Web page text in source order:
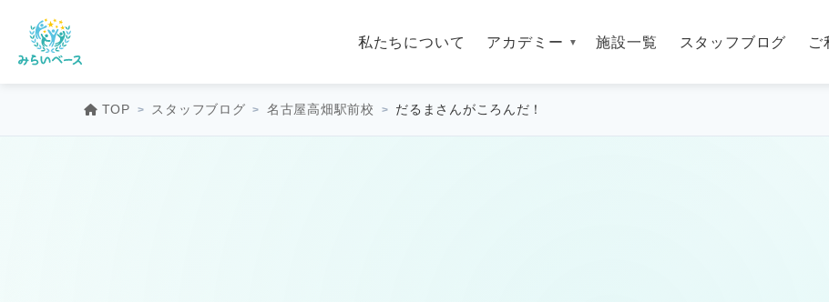
私たちについて アカデミー 施設一覧 スタッフブログ ご
TOP スタッフブログ 名古屋高畑駅前校 だるまさんがころんだ！